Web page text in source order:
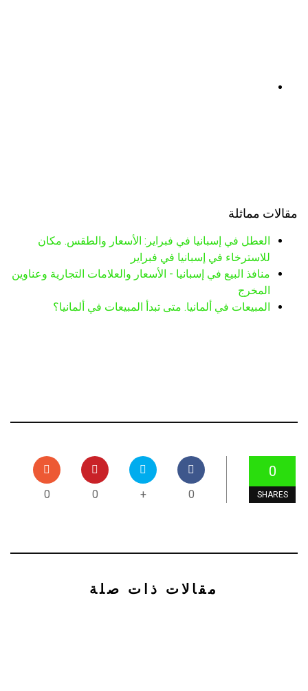
مقالات مماثلة
العطل في إسبانيا في فبراير: الأسعار والطقس. مكان
للاسترخاء في إسبانيا في فبراير
منافذ البيع في إسبانيا - الأسعار والعلامات التجارية وعناوين
المخرج
المبيعات في ألمانيا. متى تبدأ المبيعات في ألمانيا؟
0
SHARES
0
+
0
0
مقالات ذات صلة